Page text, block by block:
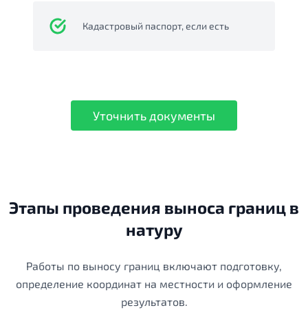
Кадастровый паспорт, если есть
Уточнить документы
Этапы проведения выноса границ в
натуру
Работы по выносу границ включают подготовку,
определение координат на местности и оформление
результатов.